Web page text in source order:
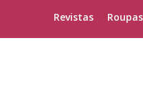
Revistas Roupas